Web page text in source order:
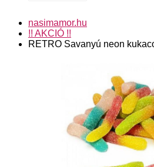
nasimamor.hu
!! AKCIÓ !!
RETRO Savanyú neon